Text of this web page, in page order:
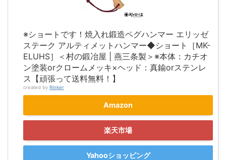
※ショートです！焼入れ鍛造ペグハンマー エリッゼ
ステーク アルティメットハンマー◆ショート［MK-
ELUHS］＜村の鍛冶屋 | 燕三条製＞※本体：カチオ
ン塗装orクロームメッキ×ヘッド：真鍮orステンレ
ス【頑張って送料無料！】
created by Rinker
Amazon
楽天市場
Yahooショッピング